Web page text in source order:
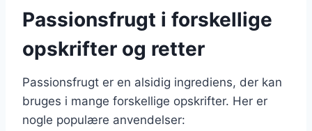
Passionsfrugt i forskellige
opskrifter og retter
Passionsfrugt er en alsidig ingrediens, der kan
bruges i mange forskellige opskrifter. Her er
nogle populære anvendelser: